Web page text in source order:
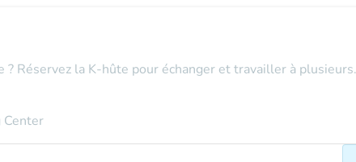
Réservez la K-hûte pour échanger et travailler à
Center